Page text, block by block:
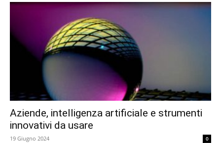
Aziende, intelligenza artificiale e strumenti
innovativi da usare
19 Giugno 2024 0